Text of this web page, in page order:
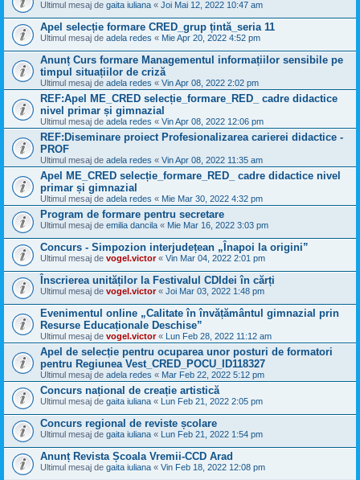
Ultimul mesaj de gaita iuliana « Joi Mai 12, 2022 10:47 am
Apel selecție formare CRED_grup țintă_seria 11
Ultimul mesaj de adela redes « Mie Apr 20, 2022 4:52 pm
Anunț Curs formare Managementul informațiilor sensibile pe
timpul situațiilor de criză
Ultimul mesaj de adela redes « Vin Apr 08, 2022 2:02 pm
REF:Apel ME_CRED selecție_formare_RED_ cadre didactice
nivel primar și gimnazial
Ultimul mesaj de adela redes « Vin Apr 08, 2022 12:06 pm
REF:Diseminare proiect Profesionalizarea carierei didactice -
PROF
Ultimul mesaj de adela redes « Vin Apr 08, 2022 11:35 am
Apel ME_CRED selecție_formare_RED_ cadre didactice nivel
primar și gimnazial
Ultimul mesaj de adela redes « Mie Mar 30, 2022 4:32 pm
Program de formare pentru secretare
Ultimul mesaj de emilia dancila « Mie Mar 16, 2022 3:03 pm
Concurs - Simpozion interjudețean „Înapoi la origini”
Ultimul mesaj de vogel.victor« Vin Mar 04, 2022 2:01 pm
Înscrierea unităților la Festivalul CDIdei în cărți
Ultimul mesaj de vogel.victor« Joi Mar 03, 2022 1:48 pm
Evenimentul online „Calitate în învățământul gimnazial prin
Resurse Educaționale Deschise”
Ultimul mesaj de vogel.victor« Lun Feb 28, 2022 11:12 am
Apel de selecție pentru ocuparea unor posturi de formatori
pentru Regiunea Vest_CRED_POCU_ID118327
Ultimul mesaj de adela redes « Mar Feb 22, 2022 5:12 pm
Concurs național de creație artistică
Ultimul mesaj de gaita iuliana « Lun Feb 21, 2022 2:05 pm
Concurs regional de reviste școlare
Ultimul mesaj de gaita iuliana « Lun Feb 21, 2022 1:54 pm
Anunț Revista Școala Vremii-CCD Arad
Ultimul mesaj de gaita iuliana « Vin Feb 18, 2022 12:08 pm